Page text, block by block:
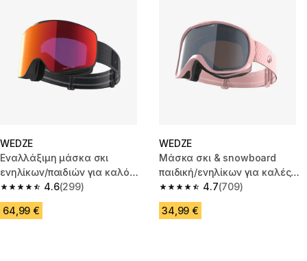
WEDZE
Εναλλάξιμη μάσκα σκι
ενηλίκων/παιδιών για καλό
καιρό G 900 C HD - Μαύρο
4.6
4.6 out of 5 stars from 299 reviews
(299)
64,99 €
WEDZE
Μάσκα σκι & snowboard
παιδική/ενηλίκων για καλές
καιρικές συνθήκες G 500 S3-
Ροζ
4.7
4.7 out of 5 stars from 709
(709)
34,99 €